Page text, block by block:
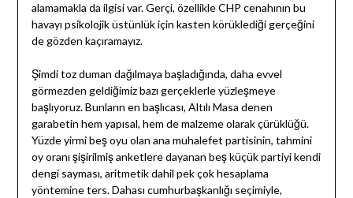
alamamakla da ilgisi var. Gerçi, özellikle CHP cenahının bu
havayı psikolojik üstünlük için kasten körüklediği gerçeğini
de gözden kaçıramayız.
Şimdi toz duman dağılmaya başladığında, daha evvel
görmezden geldiğimiz bazı gerçeklerle yüzleşmeye
başlıyoruz. Bunların en başlıcası, Altılı Masa denen
garabetin hem yapısal, hem de malzeme olarak çürüklüğü.
Yüzde yirmi beş oyu olan ana muhalefet partisinin, tahmini
oy oranı şişirilmiş anketlere dayanan beş küçük partiyi kendi
dengi sayması, aritmetik dahil pek çok hesaplama
yöntemine ters. Dahası cumhurbaşkanlığı seçimiyle,